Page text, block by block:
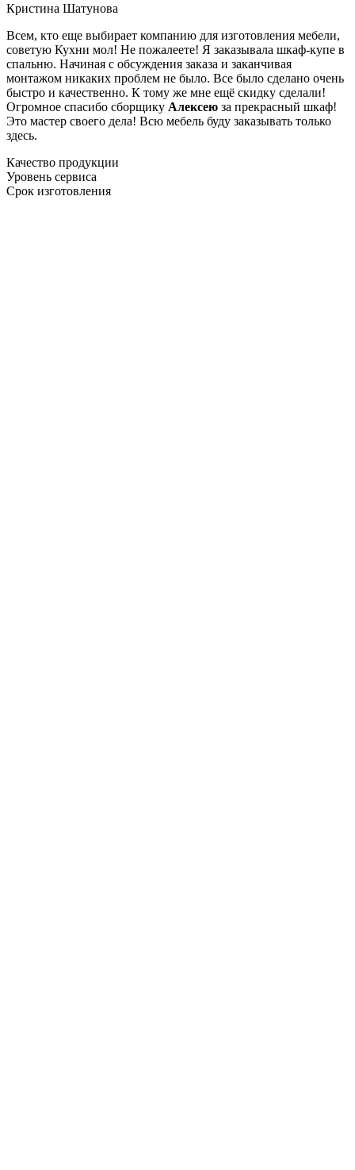
Кристина Шатунова
Всем, кто еще выбирает компанию для изготовления мебели,
советую Кухни мол! Не пожалеете! Я заказывала шкаф-купе в
спальню. Начиная с обсуждения заказа и заканчивая
монтажом никаких проблем не было. Все было сделано очень
быстро и качественно. К тому же мне ещё скидку сделали!
Огромное спасибо сборщику Алексею за прекрасный шкаф!
Это мастер своего дела! Всю мебель буду заказывать только
здесь.
Качество продукции
Уровень сервиса
Срок изготовления